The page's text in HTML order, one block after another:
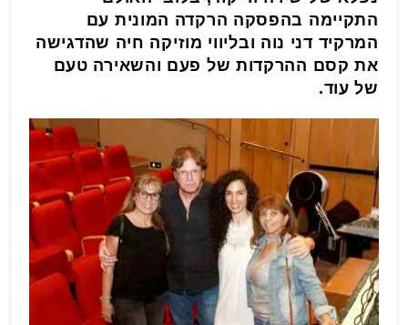
התקיימה בהפסקה הרקדה המונית עם
המרקיד דני נוה ובליווי מוזיקה חיה שהדגישה
את קסם ההרקדות של פעם והשאירה טעם
של עוד.